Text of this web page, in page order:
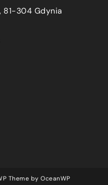
81-304 Gdynia
Theme by OceanWP